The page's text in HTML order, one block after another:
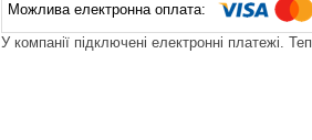
У компанії підключені електронні платежі.